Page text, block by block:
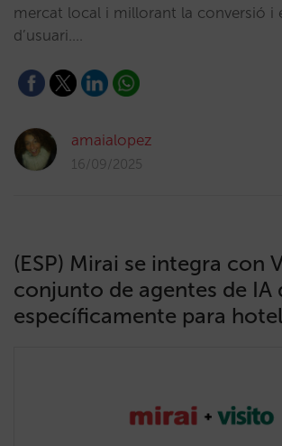
mercat local i millorant la conversió i
d’usuari.…
amaialopez
16/09/2025
(ESP) Mirai se integra con
conjunto de agentes de IA
específicamente para